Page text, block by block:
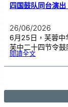
四国鼓队同台演
26/06/2026
6月25日，芙蓉中
芙中二十四节令
閱讀全文:四
队
马
日
在